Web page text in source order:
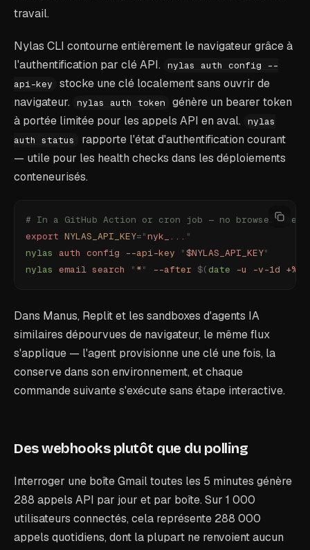
travail.
Nylas CLI contourne entièrement le navigateur grâce à
l'authentification par clé API.
nylas auth config --
api-key
stocke une clé localement sans ouvrir de
navigateur.
nylas auth token
génère un bearer token
à portée limitée pour les appels API en aval.
nylas
auth status
rapporte l'état d'authentification courant
— utile pour les health checks dans les déploiements
conteneurisés.
# In a GitHub Action or cron job — no browser
export NYLAS_API_KEY="nyk_... "
nylas
auth config --api-key "$NYLAS_API_KEY"
nylas email search " *" --after $( date -u -v-1d +%Y-
Dans Manus, Replit et les sandboxes d'agents IA
similaires dépourvues de navigateur, le même flux
s'applique — l'agent provisionne une clé une fois, la
conserve dans son environnement, et chaque
commande suivante s'exécute sans étape interactive.
Des webhooks plutôt que du polling
Interroger une boîte Gmail toutes les 5 minutes génère
288 appels API par jour et par boîte. Sur 1 000
utilisateurs connectés, cela représente 288 000
appels quotidiens, dont la plupart ne renvoient aucun